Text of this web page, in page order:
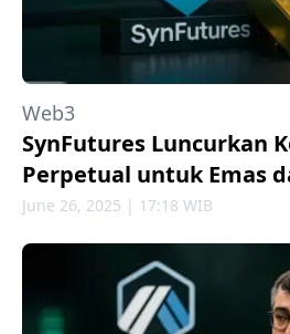
Web3
SynFutures Luncurkan
Perpetual untuk Emas
June 26, 2025 | 17:18 WIB